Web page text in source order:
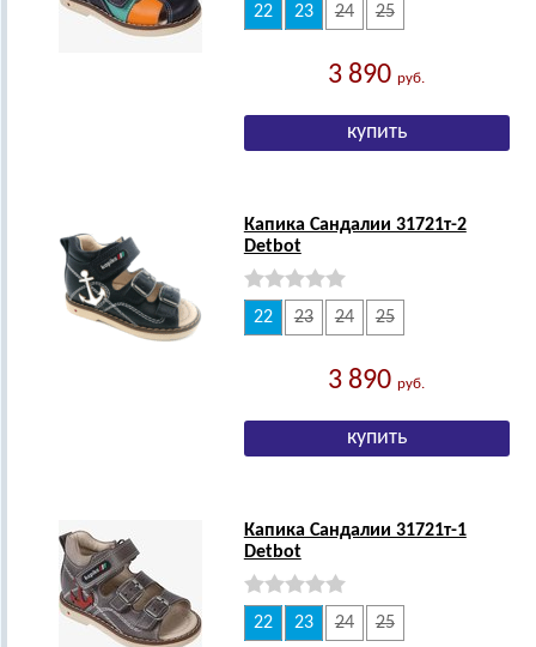
22 23 24 25
3 890руб.
Капика Сандалии 31721т-2
Detbot
22 23 24 25
3 890руб.
Капика Сандалии 31721т-1
Detbot
22 23 24 25